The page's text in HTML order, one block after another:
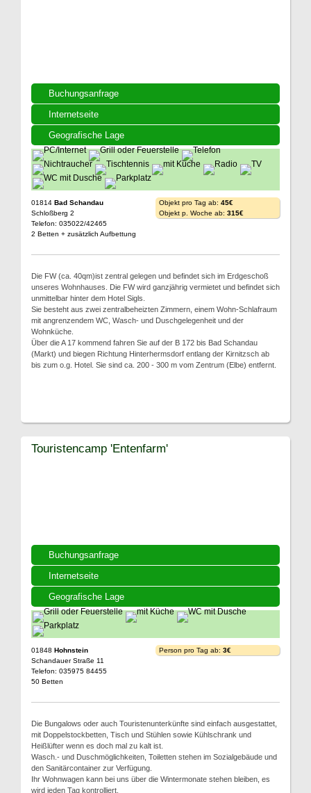
Buchungsanfrage
Internetseite
Geografische Lage
01814 Bad Schandau
Schloßberg 2
Telefon: 035022/42465
2 Betten + zusätzlich Aufbettung
Objekt pro Tag ab: 45€
Objekt p. Woche ab: 315€
Die FW (ca. 40qm)ist zentral gelegen und befindet sich im Erdgeschoß
unseres Wohnhauses. Die FW wird ganzjährig vermietet und befindet sich
unmittelbar hinter dem Hotel Sigls.
Sie besteht aus zwei zentralbeheizten Zimmern, einem Wohn-Schlafraum
mit angrenzendem WC, Wasch- und Duschgelegenheit und der
Wohnküche.
Über die A 17 kommend fahren Sie auf der B 172 bis Bad Schandau
(Markt) und biegen Richtung Hinterhermsdorf entlang der Kirnitzsch ab
bis zum o.g. Hotel. Sie sind ca. 200 - 300 m vom Zentrum (Elbe) entfernt.
Buchungsanfrage
Internetseite
Geografische Lage
Touristencamp 'Entenfarm'
01848 Hohnstein
Schandauer Straße 11
Telefon: 035975 84455
50 Betten
Person pro Tag ab: 3€
Die Bungalows oder auch Touristenunterkünfte sind einfach ausgestattet,
mit Doppelstockbetten, Tisch und Stühlen sowie Kühlschrank und
Heißlüfter wenn es doch mal zu kalt ist.
Wasch.- und Duschmöglichkeiten, Toiletten stehen im Sozialgebäude und
den Sanitärcontainer zur Verfügung.
Ihr Wohnwagen kann bei uns über die Wintermonate stehen bleiben, es
wird jeden Tag kontrolliert.